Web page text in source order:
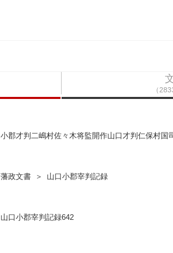
（
小郡才判二嶋村佐々木将監開作山口才判仁保村
藩政文書 ＞ 山口小郡宰判記録
山口小郡宰判記録642